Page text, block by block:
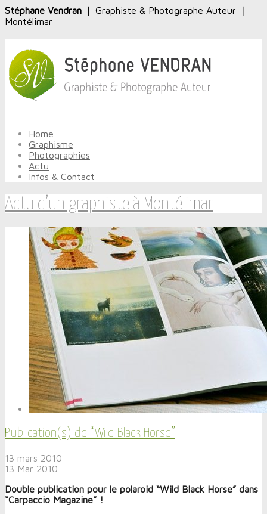
Stéphane Vendran ❘ Graphiste & Photographe Auteur ❘
Montélimar
Home
Graphisme
Photographies
Actu
Infos & Contact
Actu d’un graphiste à Montélimar
Publication(s) de “Wild Black Horse”
13 mars 2010
13 Mar 2010
Double publication pour le polaroid “Wild Black Horse” dans
“Carpaccio Magazine” !